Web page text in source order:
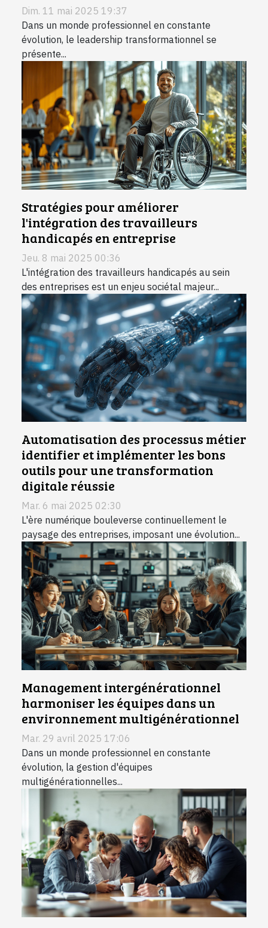
Dim. 11 mai 2025 19:37
Dans un monde professionnel en constante
évolution, le leadership transformationnel se
présente...
Stratégies pour améliorer
l'intégration des travailleurs
handicapés en entreprise
Jeu. 8 mai 2025 00:36
L'intégration des travailleurs handicapés au sein
des entreprises est un enjeu sociétal majeur...
Automatisation des processus métier
identifier et implémenter les bons
outils pour une transformation
digitale réussie
Mar. 6 mai 2025 02:30
L'ère numérique bouleverse continuellement le
paysage des entreprises, imposant une évolution...
Management intergénérationnel
harmoniser les équipes dans un
environnement multigénérationnel
Mar. 29 avril 2025 17:06
Dans un monde professionnel en constante
évolution, la gestion d'équipes
multigénérationnelles...